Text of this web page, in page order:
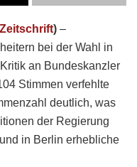
) –
bei der Wahl in
an Bundeskanzler
Stimmen verfehlte
deutlich, was
der Regierung
in Berlin erhebliche